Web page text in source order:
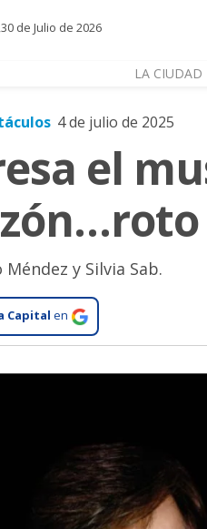
de Julio de 2026
LA CIUDAD
4 de julio de 2025
el
Méndez y Silvia Sab.
Capital en